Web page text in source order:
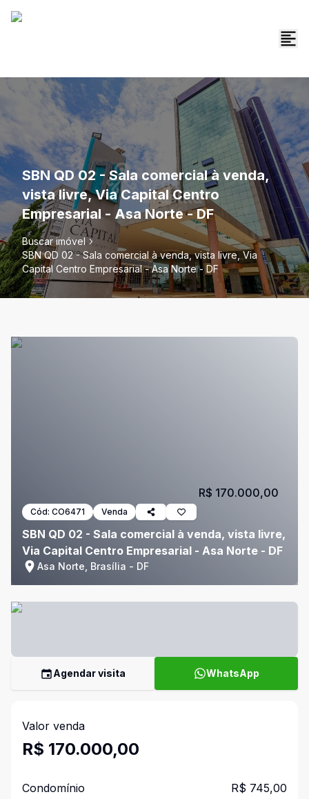
SBN QD 02 - Sala comercial à venda,
vista livre, Via Capital Centro
Empresarial - Asa Norte - DF
Buscar imóvel
SBN QD 02 - Sala comercial à venda, vista livre, Via
Capital Centro Empresarial - Asa Norte - DF
Cód: CO6471 Venda
SBN QD 02 - Sala comercial à venda, vista livre,
Via Capital Centro Empresarial - Asa Norte - DF
Asa Norte, Brasília - DF
R$ 170.000,00
Agendar visita WhatsApp
Valor venda
R$ 170.000,00
Condomínio R$ 745,00